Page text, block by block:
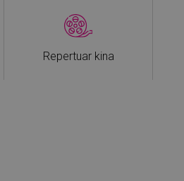
Repertuar kina